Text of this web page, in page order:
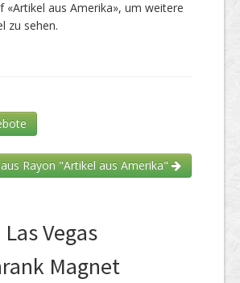
«Artikel aus Amerika», um weitere
zu sehen.
Rayon "Artikel aus Amerika"
Vegas
Magnet